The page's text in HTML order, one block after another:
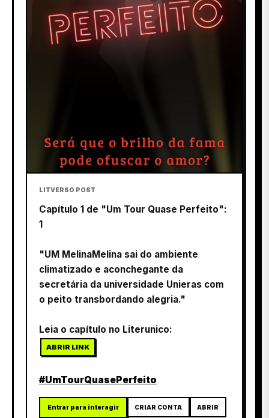
LITVERSO POST
Capítulo 1 de "Um Tour Quase Perfeito":
1
"UM MelinaMelina sai do ambiente
climatizado e aconchegante da
secretária da universidade Unieras com
o peito transbordando alegria."
Leia o capítulo no Literunico:
ABRIR LINK
#UmTourQuasePerfeito
Entrar para interagir CRIAR CONTA ABRIR